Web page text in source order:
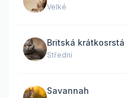
Velké
Britská krátkosrstá
Střední
Savannah